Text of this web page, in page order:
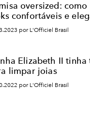
oversized:
confortáveis e
por L'Officiel Brasil
Elizabeth II tinha
limpar joias
por L'Officiel Brasil